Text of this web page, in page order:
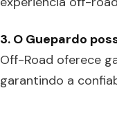
3. O Guepardo
Off-Road oferece
garantindo a